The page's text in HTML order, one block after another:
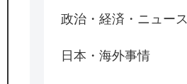
政治・経済・ニュース
日本・海外事情